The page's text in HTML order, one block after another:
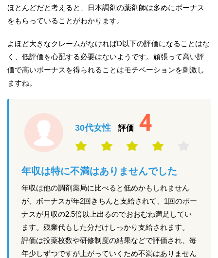
ほとんどだと考えると、日本調剤の薬剤師は多めにボーナス
をもらっていることがわかります。
よほど大きなクレームがなければD以下の評価になることはな
く、低評価を心配する必要はないようです。頑張って高い評
価で高いボーナスを得られることはモチベーションを刺激し
ますね。
30代女性 評価 4
年収は特に不満はありませんでした
年収は他の調剤薬局に比べると低めかもしれません
が、ボーナスが年2回きちんと支給されて、1回のボー
ナスが月収の2.5倍以上出るのでおおむね満足してい
ます。残業代もした分だけしっかり支給されます。
評価は投薬枚数や研修制度の結果などで評価され、毎
年少しずつですが上がっていくため不満はありません